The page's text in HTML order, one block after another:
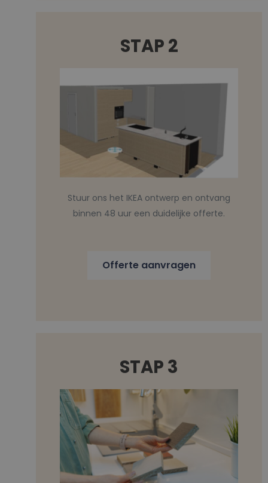
STAP 2
Stuur ons het IKEA ontwerp en ontvang
binnen 48 uur een duidelijke offerte.
Offerte aanvragen
STAP 3